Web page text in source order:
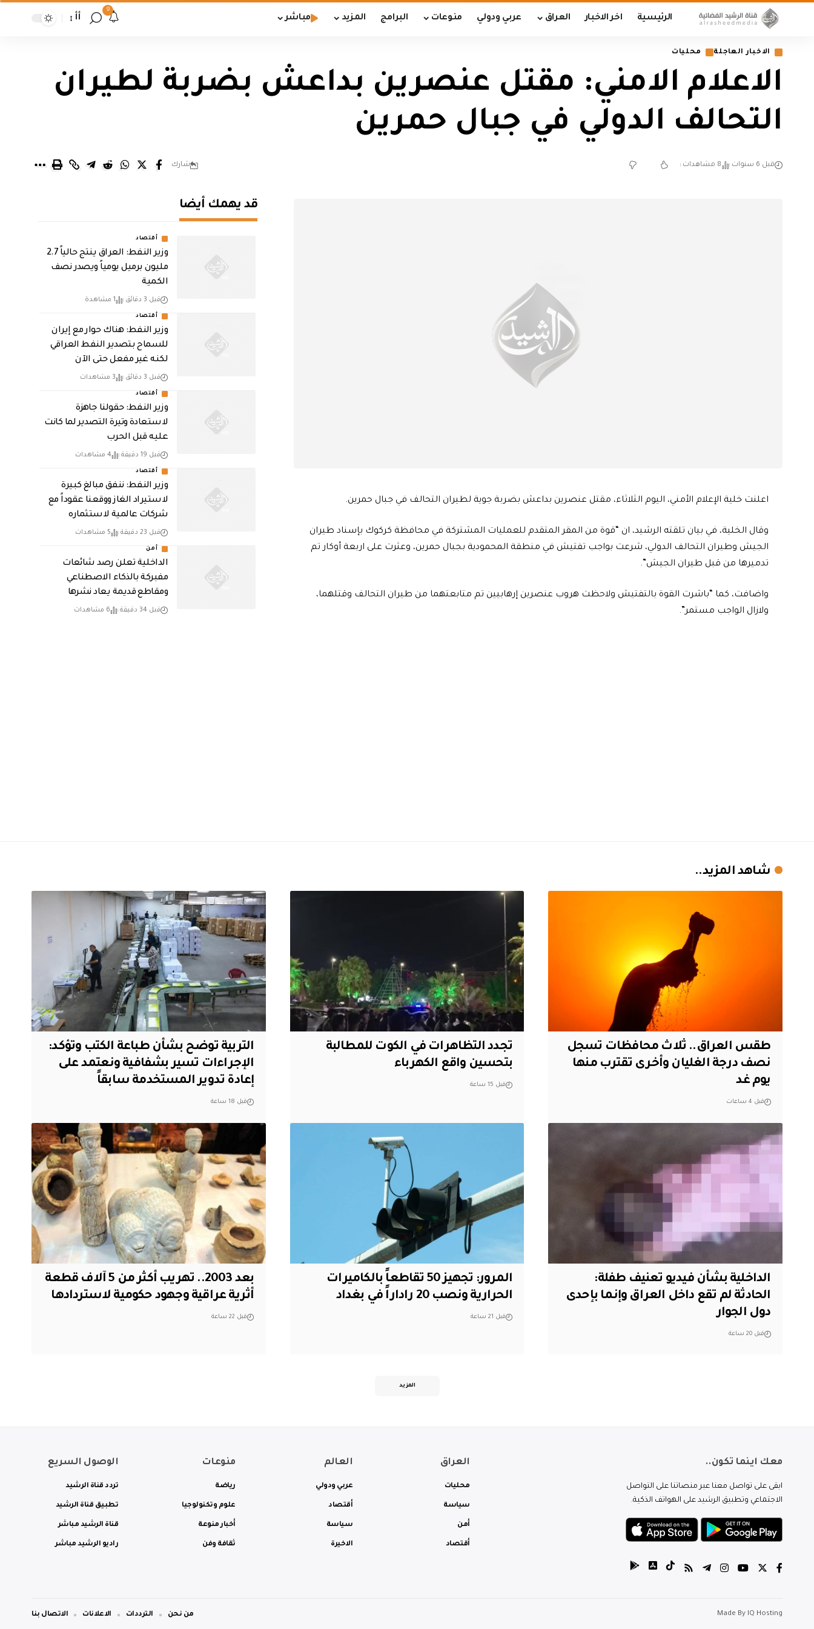
الرئيسية اخر الاخبار العراق عربي ودولي منوعات البرامج المزيد مباشر
9
أأ
الاخبار العاجلة محليات
الاعلام الامني: مقتل عنصرين بداعش بضربة لطيران
التحالف الدولي في جبال حمرين
قبل 6 سنوات 8 مشاهدات شارك
اعلنت خلية الإعلام الأمني، اليوم الثلاثاء، مقتل عنصرين بداعش بضربة جوية لطيران التحالف في جبال حمرين.
وقال الخلية، في بيان تلقته الرشيد، ان “قوة من المقر المتقدم للعمليات المشتركة في محافظة كركوك بإسناد طيران
الجيش وطيران التحالف الدولي، شرعت بواجب تفتيش في منطقة المحمودية بجبال حمرين، وعثرت على اربعة أوكار تم
تدميرها من قبل طيران الجيش”.
واضافت، كما “باشرت القوة بالتفتيش ولاحظت هروب عنصرين إرهابيين تم متابعتهما من طيران التحالف وقتلهما،
ولازال الواجب مستمر”.
قد يهمك أيضا
أقتصاد
وزير النفط: العراق ينتج حالياً 2.7
مليون برميل يومياً ويصدر نصف
الكمية
قبل 3 دقائق 1 مشاهدة
أقتصاد
وزير النفط: هناك حوار مع إيران
للسماح بتصدير النفط العراقي
لكنه غير مفعل حتى الآن
قبل 3 دقائق 3 مشاهدات
أقتصاد
وزير النفط: حقولنا جاهزة
لاستعادة وتيرة التصدير لما كانت
عليه قبل الحرب
قبل 19 دقيقة 4 مشاهدات
أقتصاد
وزير النفط: ننفق مبالغ كبيرة
لاستيراد الغاز ووقعنا عقوداً مع
شركات عالمية لاستثماره
قبل 23 دقيقة 5 مشاهدات
أمن
الداخلية تعلن رصد شائعات
مفبركة بالذكاء الاصطناعي
ومقاطع قديمة يعاد نشرها
قبل 34 دقيقة 6 مشاهدات
شاهد المزيد..
طقس العراق.. ثلاث محافظات تسجل
نصف درجة الغليان وأخرى تقترب منها
يوم غد
قبل 4 ساعات
تجدد التظاهرات في الكوت للمطالبة
بتحسين واقع الكهرباء
قبل 15 ساعة
التربية توضح بشأن طباعة الكتب وتؤكد:
الإجراءات تسير بشفافية ونعتمد على
إعادة تدوير المستخدمة سابقاً
قبل 18 ساعة
الداخلية بشأن فيديو تعنيف طفلة:
الحادثة لم تقع داخل العراق وإنما بإحدى
دول الجوار
قبل 20 ساعة
المرور: تجهيز 50 تقاطعاً بالكاميرات
الحرارية ونصب 20 راداراً في بغداد
قبل 21 ساعة
بعد 2003.. تهريب أكثر من 5 آلاف قطعة
أثرية عراقية وجهود حكومية لاستردادها
قبل 22 ساعة
المزيد
معك اينما تكون..
ابقى على تواصل معنا عبر منصاتنا على التواصل
الاجتماعي وتطبيق الرشيد على الهواتف الذكية.
العراق
محليات
سياسة
أمن
أقتصاد
العالم
عربي ودولي
أقتصاد
سياسة
الاخيرة
منوعات
رياضة
علوم وتكنولوجيا
أخبار منوعة
ثقافة وفن
الوصول السريع
تردد قناة الرشيد
تطبيق قناة الرشيد
قناة الرشيد مباشر
راديو الرشيد مباشر
Made By IQ Hosting من نحن الترددات الاعلانات الاتصال بنا